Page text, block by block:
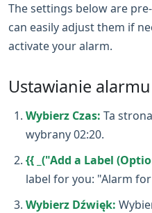
The settings below are
can easily adjust them if
activate your alarm.
Ustawianie alarmu
Wybierz Czas: Ta
wybrany 02:20.
{{ _("Add a Label
label for you: "Alarm
Wybierz Dźwięk: